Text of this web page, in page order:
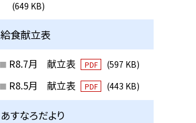
(649 KB)
給食献立表
R8.7月 献立表 PDF (597 KB)
R8.5月 献立表 PDF (443 KB)
あすなろだより